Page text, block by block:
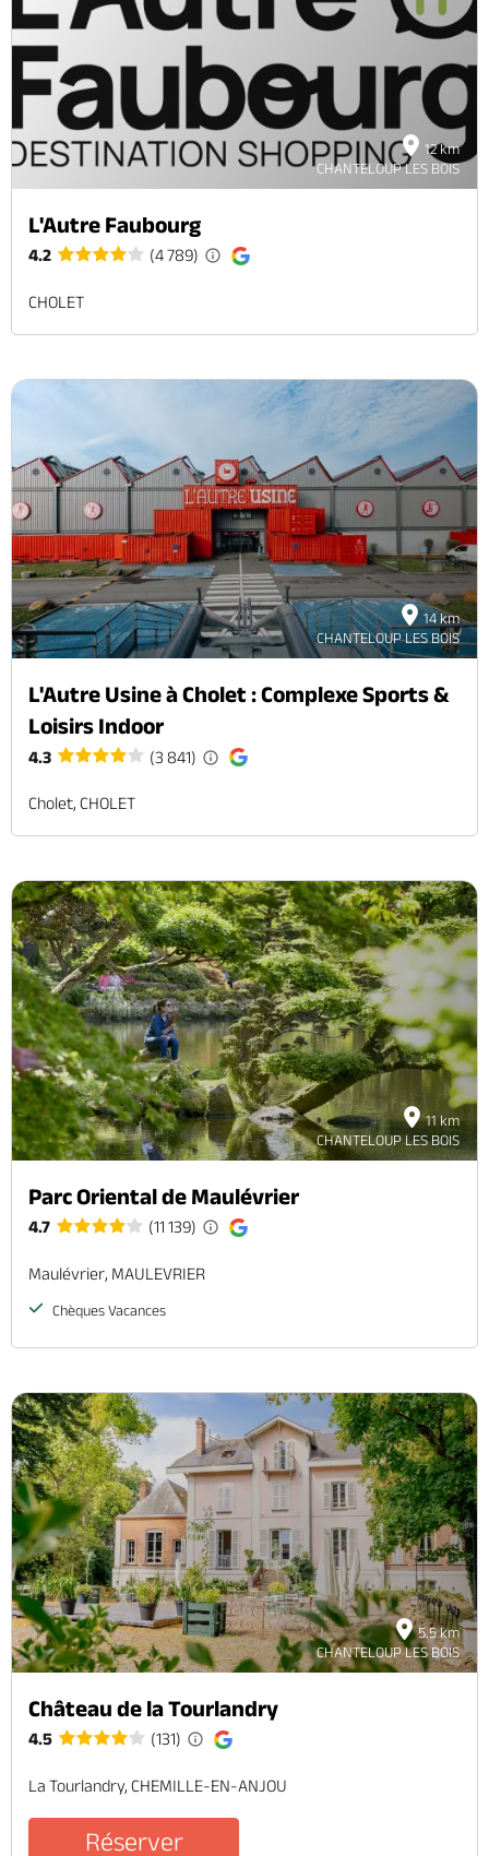
12 km
CHANTELOUP LES BOIS
L'Autre Faubourg
4.2 (4 789)
CHOLET
14 km
CHANTELOUP LES BOIS
L'Autre Usine à Cholet : Complexe Sports &
Loisirs Indoor
4.3 (3 841)
Cholet, CHOLET
11 km
CHANTELOUP LES BOIS
Parc Oriental de Maulévrier
4.7 (11 139)
Maulévrier, MAULEVRIER
Chèques Vacances
5.5 km
CHANTELOUP LES BOIS
Château de la Tourlandry
4.5 (131)
La Tourlandry, CHEMILLE-EN-ANJOU
Réserver